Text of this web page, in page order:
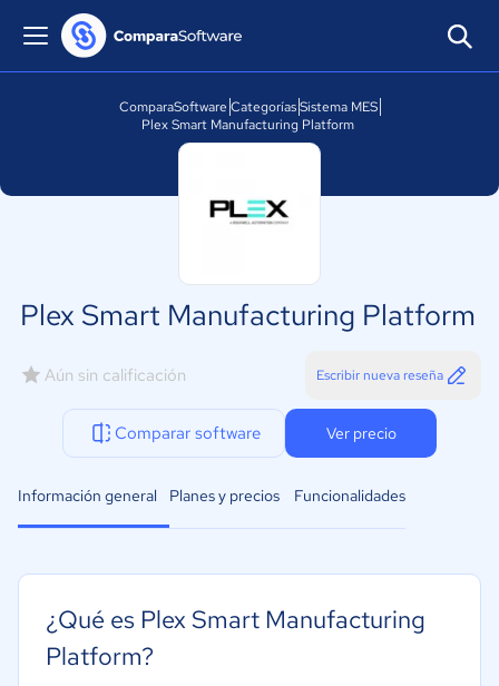
ComparaSoftware Categorías Sistema MES
Plex Smart Manufacturing Platform
Plex Smart Manufacturing Platform
Aún sin calificación Escribir nueva reseña
Comparar software Ver precio
Información general Planes y precios Funcionalidades
¿Qué es Plex Smart Manufacturing
Platform?